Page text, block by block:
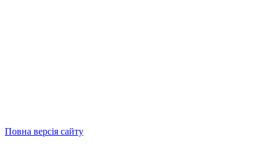
Повна версія сайту